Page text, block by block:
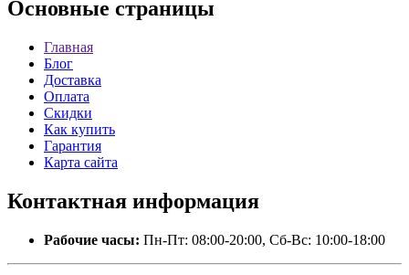
Основные страницы
Главная
Блог
Доставка
Оплата
Скидки
Как купить
Гарантия
Карта сайта
Контактная информация
Рабочие часы: Пн-Пт: 08:00-20:00, Сб-Вс: 10:00-18:00